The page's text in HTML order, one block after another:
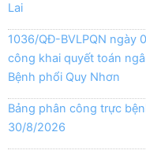
Lai
1036/QĐ-BVLPQN ngày
công khai quyết toán
Bệnh phổi Quy Nhơn
Bảng phân công trực
30/8/2026